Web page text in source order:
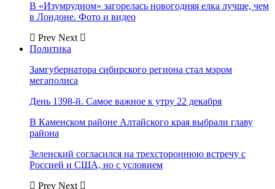
В «Изумрудном» загорелась новогодняя елка лучше, чем
в Лондоне. Фото и видео
Prev Next
Политика
Замгубернатора сибирского региона стал мэром
мегаполиса
День 1398-й. Самое важное к утру 22 декабря
В Каменском районе Алтайского края выбрали главу
района
Зеленский согласился на трехстороннюю встречу с
Россией и США, но с условием
Prev Next